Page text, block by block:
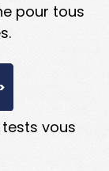
pour tous
vous